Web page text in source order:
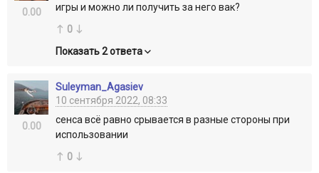
0.00
игры и можно ли получить за него вак?
0
Показать 2 ответа
0.00
Suleyman_Agasiev
10 сентября 2022, 08:33
сенса всё равно срывается в разные стороны при
использовании
0